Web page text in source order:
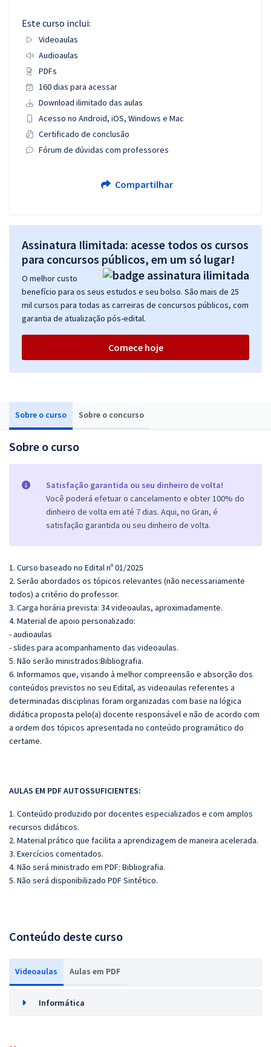
Sobre o curso Sobre o concurso
Sobre o curso
Satisfação garantida ou seu dinheiro de volta!
Você poderá efetuar o cancelamento e obter 100% do
dinheiro de volta em até 7 dias. Aqui, no Gran, é
satisfação garantida ou seu dinheiro de volta.
1. Curso baseado no Edital nº 01/2025
2. Serão abordados os tópicos relevantes (não necessariamente
todos) a critério do professor.
3. Carga horária prevista: 34 videoaulas, aproximadamente.
4. Material de apoio personalizado:
- audioaulas
- slides para acompanhamento das videoaulas.
5. Não serão ministrados:Bibliografia.
6. Informamos que, visando à melhor compreensão e absorção dos
conteúdos previstos no seu Edital, as videoaulas referentes a
determinadas disciplinas foram organizadas com base na lógica
didática proposta pelo(a) docente responsável e não de acordo com
a ordem dos tópicos apresentada no conteúdo programático do
certame.
AULAS EM PDF AUTOSSUFICIENTES:
1. Conteúdo produzido por docentes especializados e com amplos
recursos didáticos.
2. Material prático que facilita a aprendizagem de maneira acelerada.
3. Exercícios comentados.
4. Não será ministrado em PDF: Bibliografia.
5. Não será disponibilizado PDF Sintético.
Conteúdo deste curso
Videoaulas Aulas em PDF
Informática
Este curso inclui:
Videoaulas
Audioaulas
PDFs
160 dias para acessar
Download ilimitado das aulas
Acesso no Android, iOS, Windows e Mac
Certificado de conclusão
Fórum de dúvidas com professores
Compartilhar
Assinatura Ilimitada: acesse todos os cursos
para concursos públicos, em um só lugar!
O melhor custo
benefício para os seus estudos e seu bolso. São mais de 25
mil cursos para todas as carreiras de concursos públicos, com
garantia de atualização pós-edital.
Comece hoje